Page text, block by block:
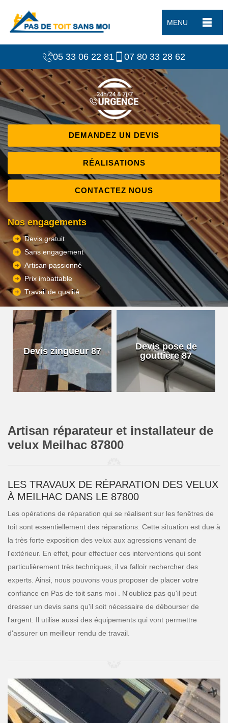
MENU
05 33 06 22 81 07 80 33 28 62
DEMANDEZ UN DEVIS
RÉALISATIONS
CONTACTEZ NOUS
Nos engagements
Devis gratuit
Sans engagement
Artisan passionné
Prix imbattable
Travail de qualité
Devis zingueur 87
Devis pose de
gouttière 87
Artisan réparateur et installateur de
velux Meilhac 87800
LES TRAVAUX DE RÉPARATION DES VELUX
À MEILHAC DANS LE 87800
Les opérations de réparation qui se réalisent sur les fenêtres de
toit sont essentiellement des réparations. Cette situation est due à
la très forte exposition des velux aux agressions venant de
l'extérieur. En effet, pour effectuer ces interventions qui sont
particulièrement très techniques, il va falloir rechercher des
experts. Ainsi, nous pouvons vous proposer de placer votre
confiance en Pas de toit sans moi . N'oubliez pas qu'il peut
dresser un devis sans qu'il soit nécessaire de débourser de
l'argent. Il utilise aussi des équipements qui vont permettre
d'assurer un meilleur rendu de travail.